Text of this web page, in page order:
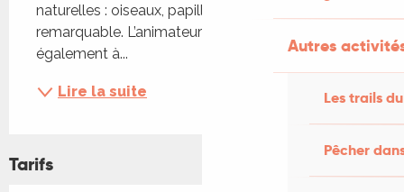
Autres
Les trails
Pêcher
naturelles : oiseaux, papillons, libellules et flore
remarquable. L’animateur vous sensibilisera
également à...
Lire la suite
Tarifs